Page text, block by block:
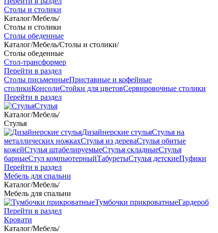
Столы и столики
Каталог/Мебель/
Столы и столики
Столы обеденные
Каталог/Мебель/Столы и столики/
Столы обеденные
Стол-трансформер
Перейти в раздел
Столы письменныеПриставные и кофейные
столикиКонсолиСтойки для цветовСервировочные столики
Перейти в раздел
Стулья
Каталог/Мебель/
Стулья
Дизайнерские стульяСтулья на
металлических ножкахСтулья из дереваСтулья обитые
кожейСтулья штабелируемыеСтулья складныеСтулья
барныеСтул компьютерныйТабуретыСтулья детскиеПуфики
Перейти в раздел
Мебель для спальни
Каталог/Мебель/
Мебель для спальни
Тумбочки прикроватныеГардероб
Перейти в раздел
Кровати
Каталог/Мебель/